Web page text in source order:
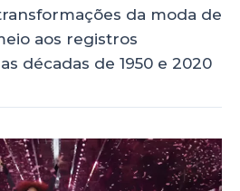
da moda de
aos registros
décadas de 1950 e 2020